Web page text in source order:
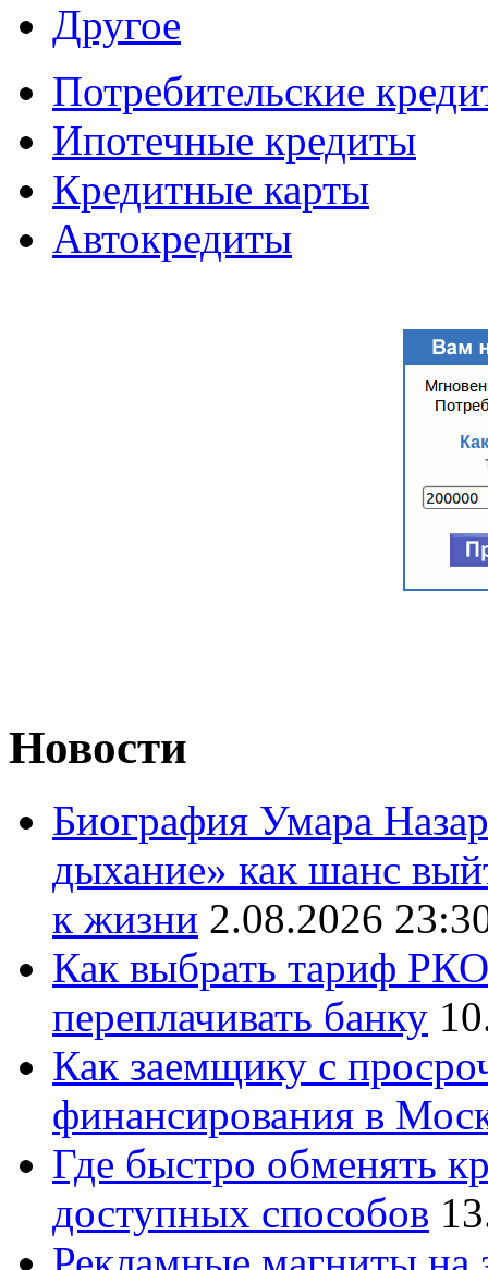
Другое
Потребительские
Ипотечные кредиты
Кредитные карты
Автокредиты
Новости
Биография Умара
дыхание» как шанс
к жизни 2.08.2026
Как выбрать тариф
переплачивать банку
Как заемщику с
финансирования в
Где быстро обменять
доступных способов